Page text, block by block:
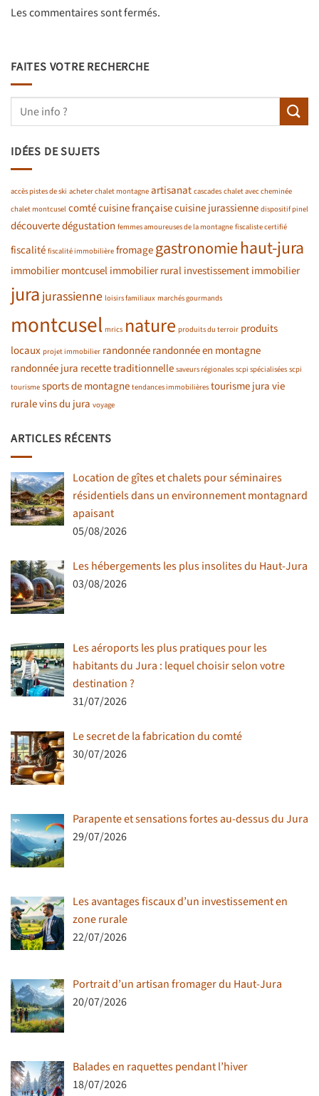
Les commentaires sont fermés.
FAITES VOTRE RECHERCHE
IDÉES DE SUJETS
accès pistes de ski acheter chalet montagne artisanat cascades chalet avec cheminée
chalet montcusel comtécuisine françaisecuisine jurassienne dispositif pinel
découvertedégustation femmes amoureuses de la montagne fiscaliste certifié
fiscalité fiscalité immobilière fromagegastronomiehaut-jura
immobilier montcuselimmobilier ruralinvestissement immobilier
jura jurassienne loisirs familiaux marchés gourmands
montcusel mrics nature produits du terroir produits
locaux projet immobilier randonnéerandonnée en montagne
randonnée jura recette traditionnelle saveurs régionales scpi spécialisées scpi
tourisme sports de montagne tendances immobilières tourisme juravie
ruralevins du jura voyage
ARTICLES RÉCENTS
Location de gîtes et chalets pour séminaires
résidentiels dans un environnement montagnard
apaisant
05/08/2026
Les hébergements les plus insolites du Haut-Jura
03/08/2026
Les aéroports les plus pratiques pour les
habitants du Jura : lequel choisir selon votre
destination ?
31/07/2026
Le secret de la fabrication du comté
30/07/2026
Parapente et sensations fortes au-dessus du Jura
29/07/2026
Les avantages fiscaux d’un investissement en
zone rurale
22/07/2026
Portrait d’un artisan fromager du Haut-Jura
20/07/2026
Balades en raquettes pendant l’hiver
18/07/2026